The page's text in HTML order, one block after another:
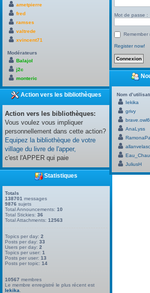
ametpierre
fred
ramses
valtrede
xvincent71
Modérateurs
Balajol
j2c
monteric
Action vers les bibliothèques
Action vers les bibliothèques:
Vous voulez vous impliquer
personnellement dans cette action?
Equipez la bibliothèque de votre
village du livre de l'apper,
c'est l'APPER qui paie
Statistiques
Totals
138701 messages
9876 sujets
Total Announcements: 10
Total Stickies: 36
Total Attachments: 12563
Topics per day: 2
Posts per day: 33
Users per day: 2
Topics per user: 1
Posts per user: 13
Posts per topic: 14
10567 membres
Le membre enregistré le plus récent est
Iekika
Mot de passe :
Remember
Register now!
Nom
Iekika
grivy
AnaLyss
JuliusH